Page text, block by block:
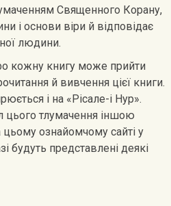
Священного Корану,
і основи віри й відповідає
людини.
кожну книгу може прийти
й вивчення цієї книги.
і на «Рісале-і Нур».
цього тлумачення іншою
ознайомчому сайті у
будуть представлені деякі